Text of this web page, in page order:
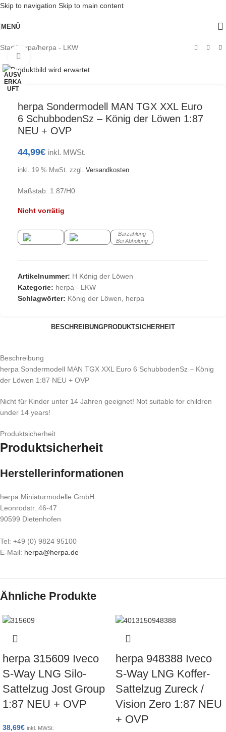
Skip to navigation Skip to main content
MENÜ
Start/herpa/herpa - LKW
AUSV
ERKA
UFT
herpa Sondermodell MAN TGX XXL Euro
6 SchubbodenSz – König der Löwen 1:87
NEU + OVP
44,99€ inkl. MWSt.
inkl. 19 % MwSt. zzgl. Versandkosten
Maßstab: 1:87/H0
Nicht vorrätig
Barzahlung
Bei Abholung
Artikelnummer: H König der Löwen
Kategorie: herpa - LKW
Schlagwörter: König der Löwen, herpa
BESCHREIBUNGPRODUKTSICHERHEIT
Beschreibung
herpa Sondermodell MAN TGX XXL Euro 6 SchubbodenSz – König
der Löwen 1:87 NEU + OVP
Nicht für Kinder unter 14 Jahren geeignet! Not suitable for children
under 14 years!
Produktsicherheit
Produktsicherheit
Herstellerinformationen
herpa Miniaturmodelle GmbH
Leonrodstr. 46-47
90599 Dietenhofen
Tel: +49 (0) 9824 95100
E-Mail: herpa@herpa.de
Ähnliche Produkte
herpa 315609 Iveco
S-Way LNG Silo-
Sattelzug Jost Group
1:87 NEU + OVP
38,69€ inkl. MWSt.
herpa 948388 Iveco
S-Way LNG Koffer-
Sattelzug Zureck /
Vision Zero 1:87 NEU
+ OVP